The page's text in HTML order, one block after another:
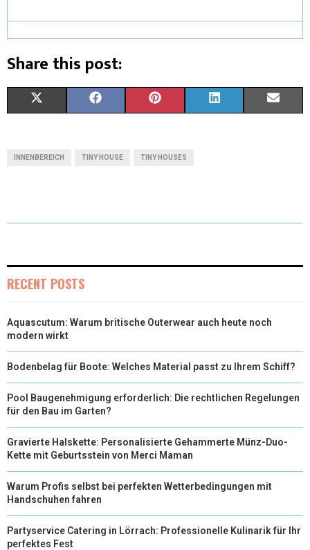
Share this post:
T
)
O R D
INNENBEREICH TINY HOUSE TINY HOUSES
RECENT POSTS
Aquascutum: Warum britische Outerwear auch heute noch
modern wirkt
Bodenbelag für Boote: Welches Material passt zu Ihrem Schiff?
Pool Baugenehmigung erforderlich: Die rechtlichen Regelungen
für den Bau im Garten?
Gravierte Halskette: Personalisierte Gehammerte Münz-Duo-
Kette mit Geburtsstein von Merci Maman
Warum Profis selbst bei perfekten Wetterbedingungen mit
Handschuhen fahren
Partyservice Catering in Lörrach: Professionelle Kulinarik für Ihr
perfektes Fest